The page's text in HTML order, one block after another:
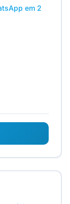
em 2